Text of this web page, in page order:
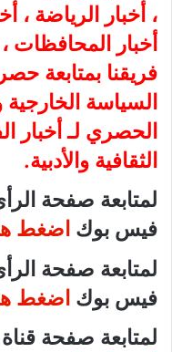
، أخبار الرياضة ،
أخبار المحافظات
فريقنا بمتابعة
السياسة الخارجية
الحصري لـ أخبار
الثقافية والأدبية.
لمتابعة صفحة
فيس بوك اضغط
لمتابعة صفحة
فيس بوك اضغط
لمتابعة صفحة